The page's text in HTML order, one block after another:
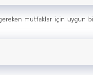
gereken mutfaklar için uygun